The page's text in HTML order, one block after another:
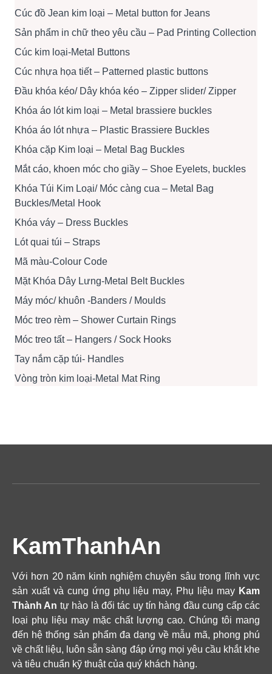
Cúc đồ Jean kim loại – Metal button for Jeans
Sản phẩm in chữ theo yêu cầu – Pad Printing Collection
Cúc kim loại-Metal Buttons
Cúc nhựa họa tiết – Patterned plastic buttons
Đầu khóa kéo/ Dây khóa kéo – Zipper slider/ Zipper
Khóa áo lót kim loại – Metal brassiere buckles
Khóa áo lót nhựa – Plastic Brassiere Buckles
Khóa cặp Kim loại – Metal Bag Buckles
Mắt cáo, khoen móc cho giầy – Shoe Eyelets, buckles
Khóa Túi Kim Loại/ Móc càng cua – Metal Bag
Buckles/Metal Hook
Khóa váy – Dress Buckles
Lót quai túi – Straps
Mã màu-Colour Code
Mặt Khóa Dây Lưng-Metal Belt Buckles
Máy móc/ khuôn -Banders / Moulds
Móc treo rèm – Shower Curtain Rings
Móc treo tất – Hangers / Sock Hooks
Tay nắm cặp túi- Handles
Vòng tròn kim loại-Metal Mat Ring
KamThanhAn
Với hơn 20 năm kinh nghiệm chuyên sâu trong lĩnh vực
sản xuất và cung ứng phụ liệu may, Phụ liệu may Kam
Thành An tự hào là đối tác uy tín hàng đầu cung cấp các
loại phụ liệu may mặc chất lượng cao. Chúng tôi mang
đến hệ thống sản phẩm đa dạng về mẫu mã, phong phú
về chất liệu, luôn sẵn sàng đáp ứng mọi yêu cầu khắt khe
và tiêu chuẩn kỹ thuật của quý khách hàng.